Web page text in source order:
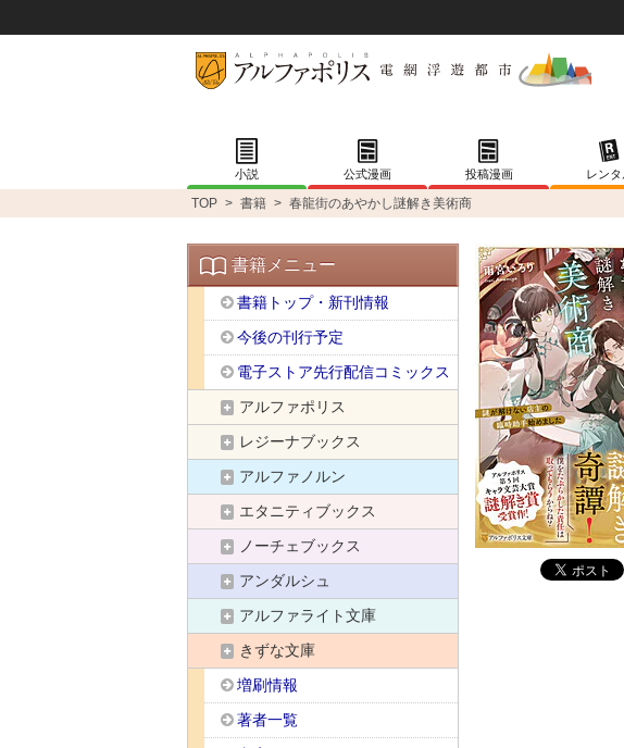
小説 公式漫画 投稿漫画 レンタ
TOP > 書籍 > 春龍街のあやかし謎解き美術商
書籍メニュー
書籍トップ・新刊情報
今後の刊行予定
電子ストア先行配信コミックス
アルファポリス
レジーナブックス
アルファノルン
エタニティブックス
ノーチェブックス
アンダルシュ
アルファライト文庫
きずな文庫
増刷情報
著者一覧